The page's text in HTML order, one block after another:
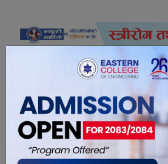
यो खबर पढेर
भयो ?
0 0